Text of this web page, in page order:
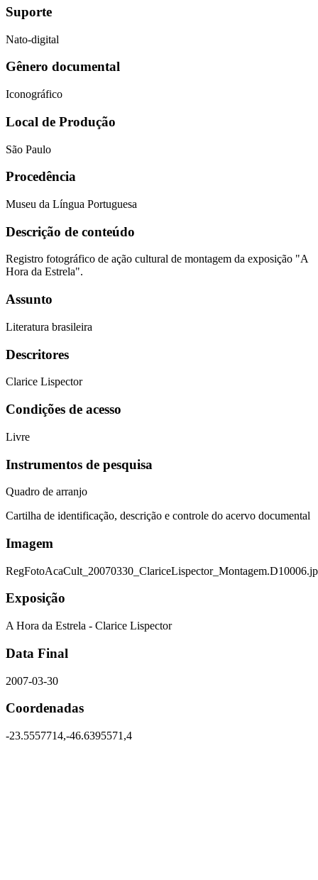
Suporte
Nato-digital
Gênero documental
Iconográfico
Local de Produção
São Paulo
Procedência
Museu da Língua Portuguesa
Descrição de conteúdo
Registro fotográfico de ação cultural de montagem da exposição "A
Hora da Estrela".
Assunto
Literatura brasileira
Descritores
Clarice Lispector
Condições de acesso
Livre
Instrumentos de pesquisa
Quadro de arranjo
Cartilha de identificação, descrição e controle do acervo documental
Imagem
Exposição
A Hora da Estrela - Clarice Lispector
Data Final
2007-03-30
Coordenadas
-23.5557714,-46.6395571,4